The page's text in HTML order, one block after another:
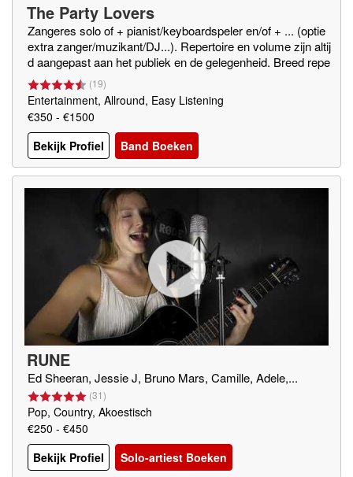
The Party Lovers
Zangeres solo of + pianist/keyboardspeler en/of + ... (optie
extra zanger/muzikant/DJ...). Repertoire en volume zijn altij
d aangepast aan het publiek en de gelegenheid. Breed repe
rtoire: jazz - easy listening - pop - rock - funk - ... - hedenda
ags.
(19)
Entertainment, Allround, Easy Listening
€350 - €1500
Bekijk Profiel
Band Boeken
RUNE
Ed Sheeran, Jessie J, Bruno Mars, Camille, Adele,...
(31)
Pop, Country, Akoestisch
€250 - €450
Bekijk Profiel
Solo-artiest Boeken